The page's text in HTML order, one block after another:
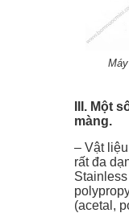
III. Một
màng.
– Vật
rất đa
(acetal,